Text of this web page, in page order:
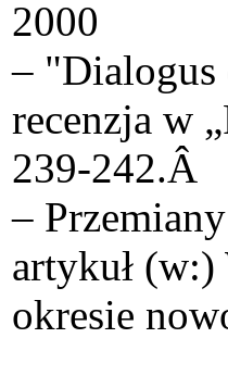
2000
– "Dialogus
recenzja w
239-242.Â
–
artykuł
okresie